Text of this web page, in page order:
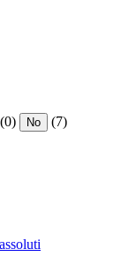
(0) No (7)